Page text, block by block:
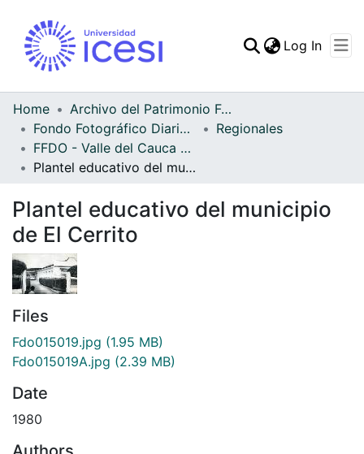
Statistics
Log In
Home
Archivo del Patrimonio Fotográfico y Fílmico del Valle del Cauca
Fondo Fotográfico Diario Occidente
Regionales
FFDO - Valle del Cauca - Patrimonial
Plantel educativo del municipio de El Cerrito
Plantel educativo del municipio
de El Cerrito
Files
Fdo015019.jpg (1.95 MB)
Fdo015019A.jpg (2.39 MB)
Date
1980